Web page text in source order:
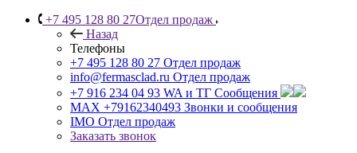
+7 495 128 80 27Отдел продаж
Назад
Телефоны
+7 495 128 80 27 Отдел продаж
info@fermasclad.ru Отдел продаж
+7 916 234 04 93 WA и ТГ Сообщения
MAX +79162340493 Звонки и сообщения
IMO Отдел продаж
Заказать звонок